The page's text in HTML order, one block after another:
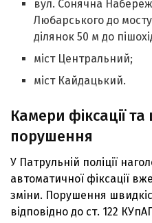
вул. Сонячна
Любарського до
ділянок 50 м до
міст Центральний;
міст Кайдацький.
Камери фіксації
порушення
У Патрульній поліції
автоматичної фіксації
зміни. Порушення
відповідно до ст. 122